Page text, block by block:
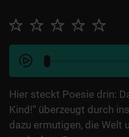
Hier steckt Poesie drin:
Kind!“ überzeugt durch
dazu ermutigen, die Welt